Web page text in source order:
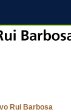
Rui Barbosa